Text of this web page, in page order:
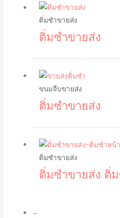
ติ่มซำขายส่ง
ติ่มซำขายส่ง
ขนมจีบขายส่ง
ติ่มซำขายส่ง
ติ่มซำขายส่ง
ติ่มซำขายส่ง ติ่
←